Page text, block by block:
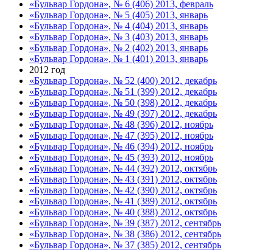
«Бульвар Гордона», № 6 (406) 2013, февраль
«Бульвар Гордона», № 5 (405) 2013, январь
«Бульвар Гордона», № 4 (404) 2013, январь
«Бульвар Гордона», № 3 (403) 2013, январь
«Бульвар Гордона», № 2 (402) 2013, январь
«Бульвар Гордона», № 1 (401) 2013, январь
2012 год
«Бульвар Гордона», № 52 (400) 2012, декабрь
«Бульвар Гордона», № 51 (399) 2012, декабрь
«Бульвар Гордона», № 50 (398) 2012, декабрь
«Бульвар Гордона», № 49 (397) 2012, декабрь
«Бульвар Гордона», № 48 (396) 2012, ноябрь
«Бульвар Гордона», № 47 (395) 2012, ноябрь
«Бульвар Гордона», № 46 (394) 2012, ноябрь
«Бульвар Гордона», № 45 (393) 2012, ноябрь
«Бульвар Гордона», № 44 (392) 2012, октябрь
«Бульвар Гордона», № 43 (391) 2012, октябрь
«Бульвар Гордона», № 42 (390) 2012, октябрь
«Бульвар Гордона», № 41 (389) 2012, октябрь
«Бульвар Гордона», № 40 (388) 2012, октябрь
«Бульвар Гордона», № 39 (387) 2012, сентябрь
«Бульвар Гордона», № 38 (386) 2012, сентябрь
«Бульвар Гордона», № 37 (385) 2012, сентябрь